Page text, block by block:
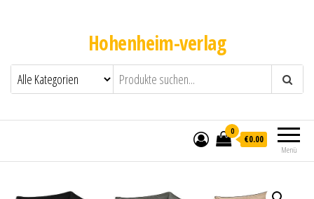
Hohenheim-verlag
Menü
0
€0.00